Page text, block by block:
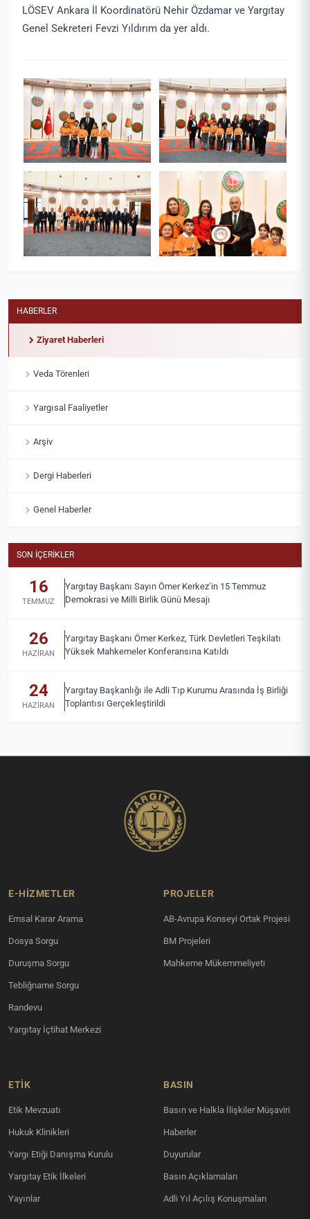
LÖSEV Ankara İl Koordinatörü Nehir Özdamar ve Yargıtay
Genel Sekreteri Fevzi Yıldırım da yer aldı.
HABERLER
Ziyaret Haberleri
Veda Törenleri
Yargısal Faaliyetler
Arşiv
Dergi Haberleri
Genel Haberler
SON İÇERIKLER
16
TEMMUZ
Yargıtay Başkanı Sayın Ömer Kerkez’in 15 Temmuz
Demokrasi ve Milli Birlik Günü Mesajı
26
HAZIRAN
Yargıtay Başkanı Ömer Kerkez, Türk Devletleri Teşkilatı
Yüksek Mahkemeler Konferansına Katıldı
24
HAZIRAN
Yargıtay Başkanlığı ile Adli Tıp Kurumu Arasında İş Birliği
Toplantısı Gerçekleştirildi
E-HİZMETLER
Emsal Karar Arama
Dosya Sorgu
Duruşma Sorgu
Tebliğname Sorgu
Randevu
Yargıtay İçtihat Merkezi
PROJELER
AB-Avrupa Konseyi Ortak Projesi
BM Projeleri
Mahkeme Mükemmeliyeti
ETİK
Etik Mevzuatı
Hukuk Klinikleri
Yargı Etiği Danışma Kurulu
Yargıtay Etik İlkeleri
Yayınlar
BASIN
Basın ve Halkla İlişkiler Müşaviri
Haberler
Duyurular
Basın Açıklamaları
Adli Yıl Açılış Konuşmaları